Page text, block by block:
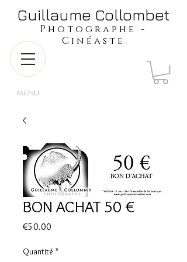
​​​​​​​Guillaume Collombet
​​​Photographe -
Cinéaste
Menu
BON ACHAT 50 €
€50.00
Quantité *